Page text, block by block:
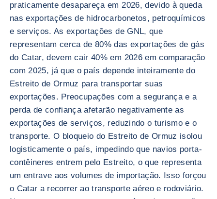
praticamente desapareça em 2026, devido à queda
nas exportações de hidrocarbonetos, petroquímicos
e serviços. As exportações de GNL, que
representam cerca de 80% das exportações de gás
do Catar, devem cair 40% em 2026 em comparação
com 2025, já que o país depende inteiramente do
Estreito de Ormuz para transportar suas
exportações. Preocupações com a segurança e a
perda de confiança afetarão negativamente as
exportações de serviços, reduzindo o turismo e o
transporte. O bloqueio do Estreito de Ormuz isolou
logisticamente o país, impedindo que navios porta-
contêineres entrem pelo Estreito, o que representa
um entrave aos volumes de importação. Isso forçou
o Catar a recorrer ao transporte aéreo e rodoviário.